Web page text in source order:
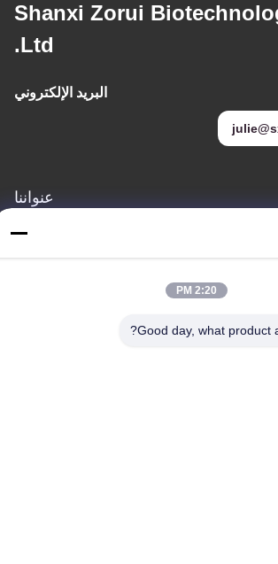
Shanxi Zorui
Ltd.
البريد الإلكتروني
عنواننا
رقم 1107 مبنى النصر 6، شارع يونغتاى، منطقة بينجتشينغ، داتونغ،
2:20 PM
Good day, what product